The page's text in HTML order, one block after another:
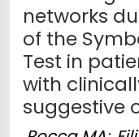
networks
of the
Test in
with
suggestive